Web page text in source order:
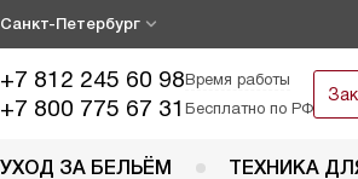
Санкт-Петербург
+7 812 245 60 98Время работы
+7 800 775 67 31 Бесплатно по РФ
УХОД ЗА БЕЛЬЁМ ТЕХНИКА